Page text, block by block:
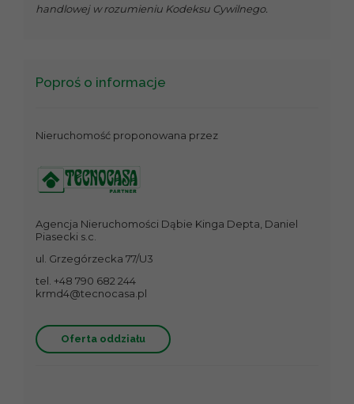
handlowej w rozumieniu Kodeksu Cywilnego.
Poproś o informacje
Nieruchomość proponowana przez
Agencja Nieruchomości Dąbie Kinga Depta, Daniel
Piasecki s.c.
ul. Grzegórzecka 77/U3
tel. +48 790 682 244
krmd4@tecnocasa.pl
Oferta oddziału